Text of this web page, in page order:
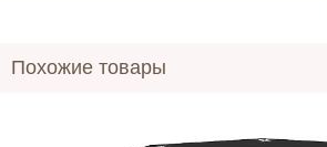
Похожие товары